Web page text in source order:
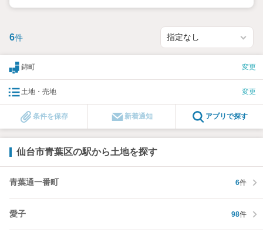
6件
錦町 変更
土地・売地 変更
条件を保存 新着通知 アプリで探す
仙台市青葉区の駅から土地を探す
青葉通一番町 6件
愛子 98件